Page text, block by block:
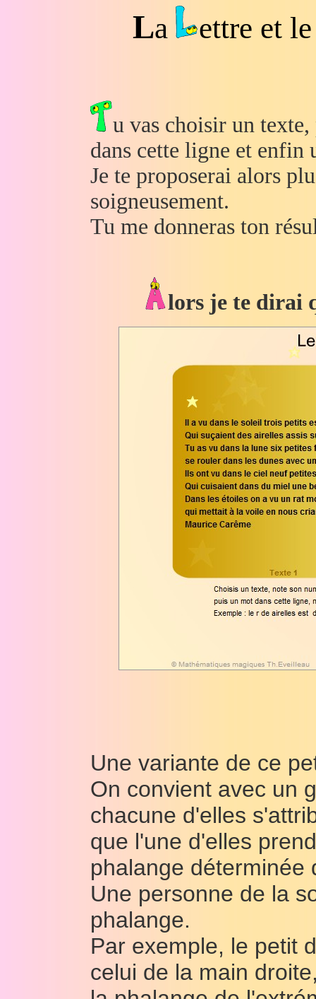
La ettre et
u vas choisir un
dans cette ligne et enfin
Je te proposerai alors
soigneusement.
Tu me donneras ton
lors je te dirai
Une variante de ce
On convient avec un
chacune d'elles
que l'une d'elles
phalange déterminée
Une personne de la
phalange.
Par exemple, le petit
celui de la main